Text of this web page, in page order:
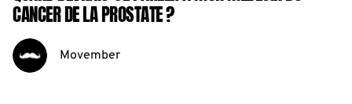
CANCER DE LA PROSTATE ?
Movember